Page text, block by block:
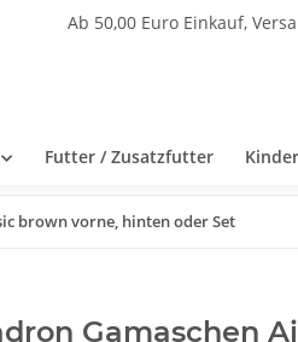
Ab 50,00 Euro Einkauf,
Futter / Zusatzfutter
brown vorne, hinten oder Set
Gamaschen